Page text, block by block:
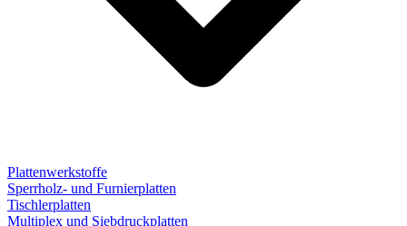
Plattenwerkstoffe
Sperrholz- und Furnierplatten
Tischlerplatten
Multiplex und Siebdruckplatten